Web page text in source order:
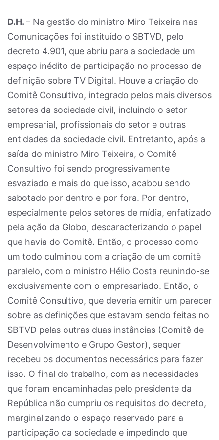
D.H.– Na gestão do ministro Miro Teixeira nas
Comunicações foi instituído o SBTVD, pelo
decreto 4.901, que abriu para a sociedade um
espaço inédito de participação no processo de
definição sobre TV Digital. Houve a criação do
Comitê Consultivo, integrado pelos mais diversos
setores da sociedade civil, incluindo o setor
empresarial, profissionais do setor e outras
entidades da sociedade civil. Entretanto, após a
saída do ministro Miro Teixeira, o Comitê
Consultivo foi sendo progressivamente
esvaziado e mais do que isso, acabou sendo
sabotado por dentro e por fora. Por dentro,
especialmente pelos setores de mídia, enfatizado
pela ação da Globo, descaracterizando o papel
que havia do Comitê. Então, o processo como
um todo culminou com a criação de um comitê
paralelo, com o ministro Hélio Costa reunindo-se
exclusivamente com o empresariado. Então, o
Comitê Consultivo, que deveria emitir um parecer
sobre as definições que estavam sendo feitas no
SBTVD pelas outras duas instâncias (Comitê de
Desenvolvimento e Grupo Gestor), sequer
recebeu os documentos necessários para fazer
isso. O final do trabalho, com as necessidades
que foram encaminhadas pelo presidente da
República não cumpriu os requisitos do decreto,
marginalizando o espaço reservado para a
participação da sociedade e impedindo que